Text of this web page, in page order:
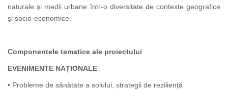
naturale și medii urbane într-o diversitate de contexte geografice
și socio-economice.
Componentele tematice ale proiectului
EVENIMENTE NAȚIONALE
• Probleme de sănătate a solului, strategii de reziliență